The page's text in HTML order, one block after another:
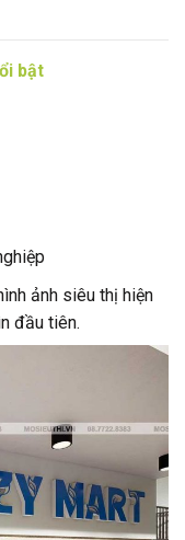
bật
ảnh siêu thị hiện
đầu tiên.